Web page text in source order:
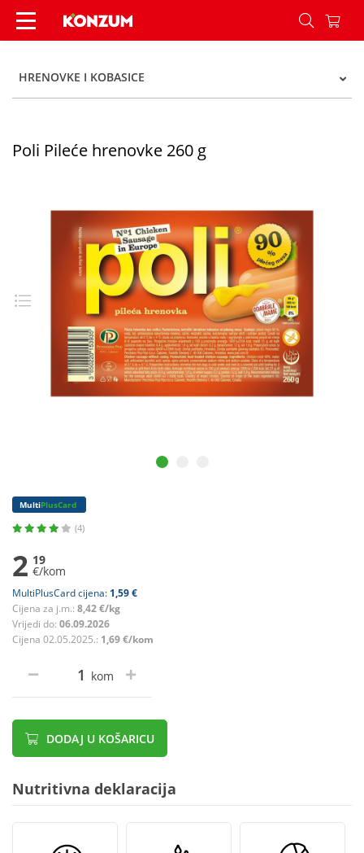
Poli Pileće hrenovke 260 g - Konzum
HRENOVKE I KOBASICE
Poli Pileće hrenovke 260 g
MultiPlusCard
(4)
2 19
€/kom
MultiPlusCard cijena: 1,59 €
Cijena za j.m.: 8,42 €/kg
Vrijedi do: 06.09.2026
Cijena 02.05.2025.: 1,69 €/kom
kom
DODAJ U KOŠARICU
Nutritivna deklaracija